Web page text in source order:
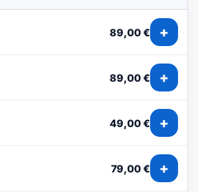
89,00 € +
89,00 € +
49,00 € +
79,00 € +